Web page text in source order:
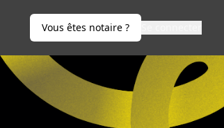
Vous êtes notaire ?